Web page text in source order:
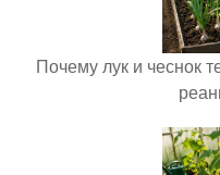
Почему лук и чеснок